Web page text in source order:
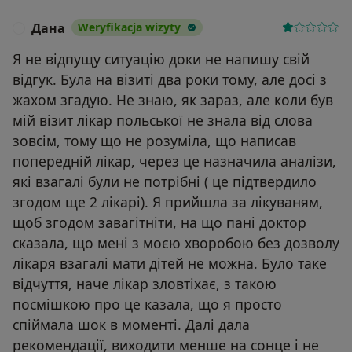
Дана Weryfikacja wizyty
Я не відпущу ситуацію доки не напишу свій
відгук. Була на візиті два роки тому, але досі з
жахом згадую. Не знаю, як зараз, але коли був
мій візит лікар польської не знала від слова
зовсім, тому що не розуміла, що написав
попередній лікар, через це назначила аналізи,
які взагалі були не потрібні ( це підтвердило
згодом ще 2 лікарі). Я прийшла за лікуваням,
щоб згодом завагітніти, на що пані доктор
сказала, що мені з моєю хворобою без дозволу
лікаря взагалі мати дітей не можна. Було таке
відчуття, наче лікар зловтіхає, з такою
посмішкою про це казала, що я просто
спіймала шок в моменті. Далі дала
рекомендації, виходити менше на сонце і не